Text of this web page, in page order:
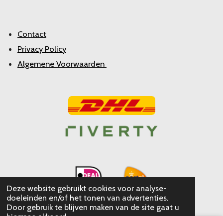
Deze website gebruikt cookies voor analyse-
doeleinden en/of het tonen van advertenties.
Door gebruik te blijven maken van de site gaat u
Contact
Privacy Policy
Algemene Voorwaarden